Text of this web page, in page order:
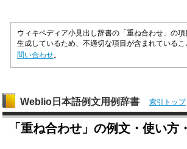
ウィキペディア小見出し辞書の「重ね合わせ」の
生成しているため、不適切な項目が含まれている
問い合わせ。
Weblio日本語例文用例辞書 索引トップ
「重ね合わせ」の例文・使い方